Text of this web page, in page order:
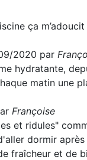
ça
2020 par
hydratante,
matin une
Françoise
et ridules"
dormir
fraîcheur et de